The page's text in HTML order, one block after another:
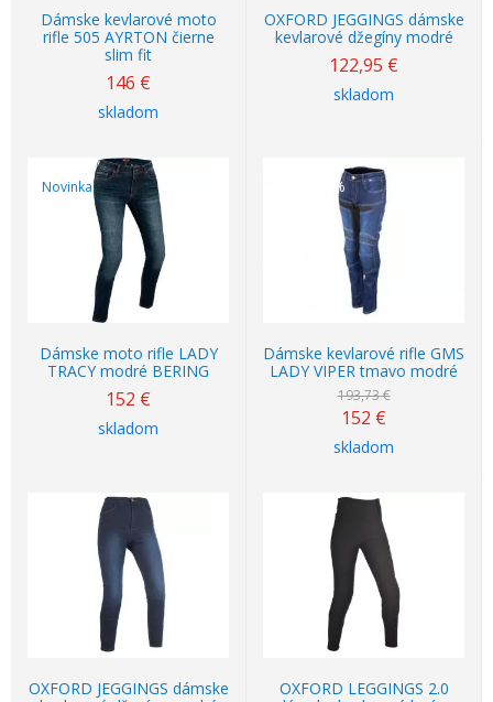
Dámske kevlarové moto
rifle 505 AYRTON čierne
slim fit
146 €
skladom
OXFORD JEGGINGS dámske
kevlarové džegíny modré
122,95 €
skladom
Novinka
Dámske moto rifle LADY
TRACY modré BERING
152 €
skladom
-22%
Dámske kevlarové rifle GMS
LADY VIPER tmavo modré
193,73 €
152 €
skladom
OXFORD JEGGINGS dámske
OXFORD LEGGINGS 2.0